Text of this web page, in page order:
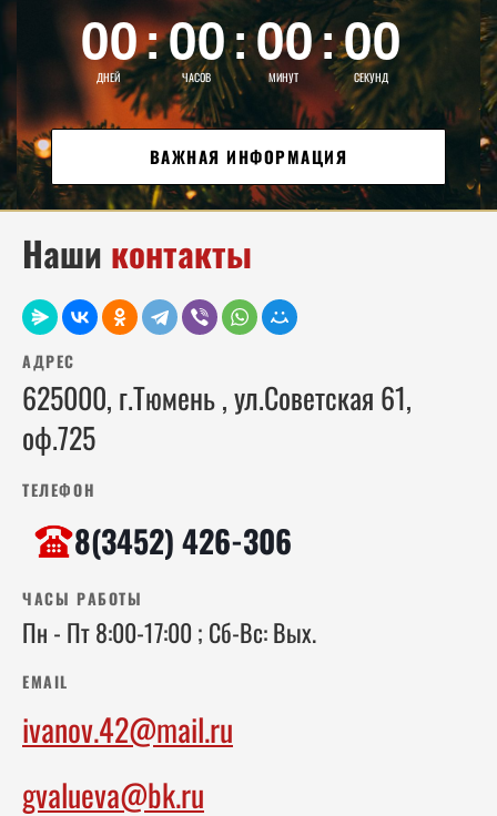
00:
ДНЕЙ
00
01
02
03
04
05
06
07
10
12
13
14
:
ЧАСОВ
00
01
02
03
04
06
07
10
12
:
МИНУТ
00
01
02
03
07
СЕКУНД
ВАЖНАЯ ИНФОРМАЦИЯ
Наши контакты
АДРЕС
625000, г.Тюмень , ул.Советская 61,
оф.725
ТЕЛЕФОН
8(3452) 426-306
ЧАСЫ РАБОТЫ
Пн - Пт 8:00-17:00 ; Сб-Вс: Вых.
EMAIL
ivanov.42@mail.ru
gvalueva@bk.ru